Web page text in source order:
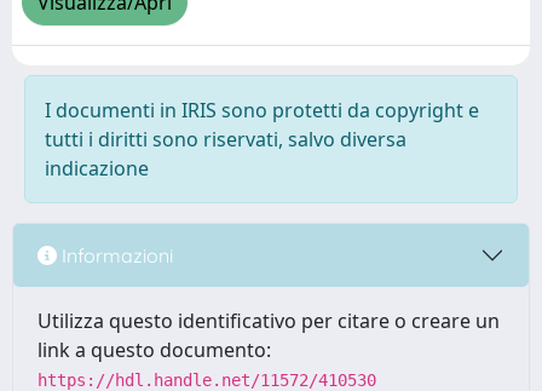
I documenti in IRIS sono protetti da copyright e
tutti i diritti sono riservati, salvo diversa
indicazione
Informazioni
Utilizza questo identificativo per citare o creare un
link a questo documento:
https://hdl.handle.net/11572/410530